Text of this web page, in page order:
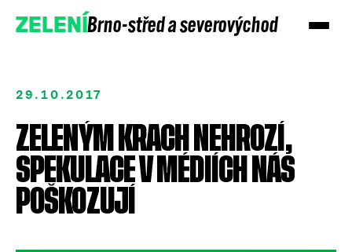
ZELENÍBrno-střed a severovýchod
29.10.2017
ZELENÝM KRACH NEHROZÍ,
SPEKULACE V MÉDIÍCH NÁS
POŠKOZUJÍ